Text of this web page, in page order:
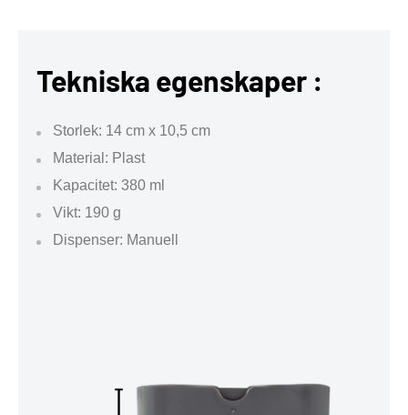
Tekniska egenskaper :
Storlek: 14 cm x 10,5 cm
Material: Plast
Kapacitet: 380 ml
Vikt: 190 g
Dispenser: Manuell